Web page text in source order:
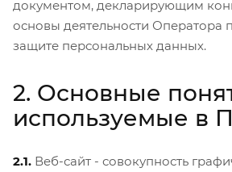
документом, декларирующим
основы деятельности Оператора
защите персональных данных.
2. Основные
используемые в
2.1. Веб-сайт - совокупность